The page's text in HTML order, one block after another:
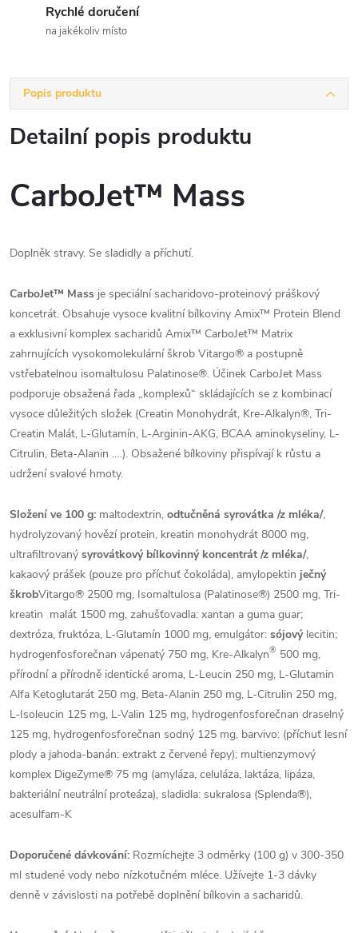
Rychlé doručení
na jakékoliv místo
Popis produktu
Detailní popis produktu
CarboJet™ Mass
Doplněk stravy. Se sladidly a příchutí.
CarboJet™ Mass je speciální sacharidovo-proteinový práškový
koncetrát. Obsahuje vysoce kvalitní bílkoviny Amix™ Protein Blend
a exklusivní komplex sacharidů Amix™ CarboJet™ Matrix
zahrnujících vysokomolekulární škrob Vitargo® a postupně
vstřebatelnou isomaltulosu Palatinose®. Účinek CarboJet Mass
podporuje obsažená řada „komplexů“ skládajících se z kombinací
vysoce důležitých složek (Creatin Monohydrát, Kre-Alkalyn®, Tri-
Creatin Malát, L-Glutamín, L-Arginin-AKG, BCAA aminokyseliny, L-
Citrulin, Beta-Alanin ….). Obsažené bílkoviny přispívají k růstu a
udržení svalové hmoty.
Složení ve 100 g: maltodextrin, odtučněná syrovátka /z mléka/,
hydrolyzovaný hovězí protein, kreatin monohydrát 8000 mg,
ultrafiltrovaný syrovátkový bílkovinný koncentrát /z mléka/,
kakaový prášek (pouze pro příchuť čokoláda), amylopektin ječný
škrobVitargo® 2500 mg, Isomaltulosa (Palatinose®) 2500 mg, Tri-
kreatin malát 1500 mg, zahušťovadla: xantan a guma guar;
dextróza, fruktóza, L-Glutamín 1000 mg, emulgátor: sójovýlecitin;
hydrogenfosforečnan vápenatý 750 mg, Kre-Alkalyn® 500 mg,
přírodní a přírodně identické aroma, L-Leucin 250 mg, L-Glutamin
Alfa Ketoglutarát 250 mg, Beta-Alanin 250 mg, L-Citrulin 250 mg,
L-Isoleucin 125 mg, L-Valin 125 mg, hydrogenfosforečnan draselný
125 mg, hydrogenfosforečnan sodný 125 mg, barvivo: (příchuť lesní
plody a jahoda-banán: extrakt z červené řepy); multienzymový
komplex DigeZyme® 75 mg (amyláza, celuláza, laktáza, lipáza,
bakteriální neutrální proteáza), sladidla: sukralosa (Splenda®),
acesulfam-K
Doporučené dávkování: Rozmíchejte 3 odměrky (100 g) v 300-350
ml studené vody nebo nízkotučném mléce. Užívejte 1-3 dávky
denně v závislosti na potřebě doplnění bílkovin a sacharidů.